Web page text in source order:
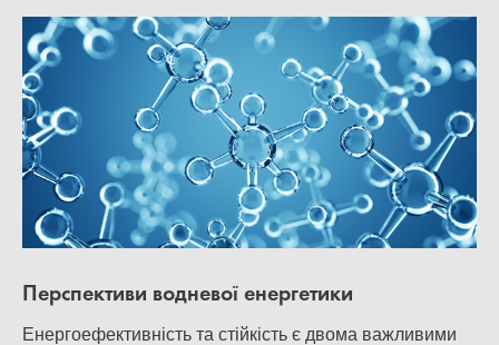
Перспективи водневої енергетики
Енергоефективність та стійкість є двома важливими